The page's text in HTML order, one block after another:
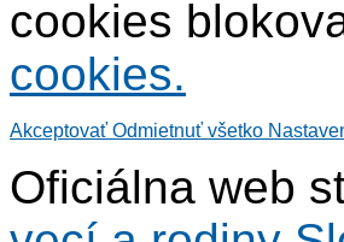
cookies
cookies.
Akceptovať Odmietnuť všetko
Oficiálna web